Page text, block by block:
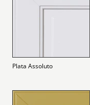
Plata Assoluto